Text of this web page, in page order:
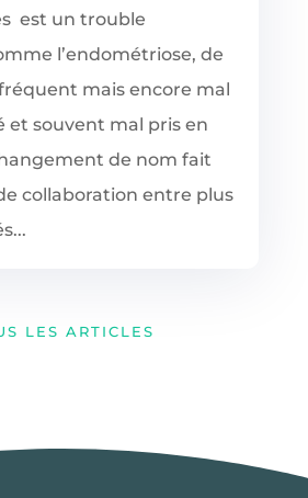
est un trouble
l’endométriose, de
mais encore mal
et souvent mal pris en
de nom fait
collaboration entre plus
LES ARTICLES